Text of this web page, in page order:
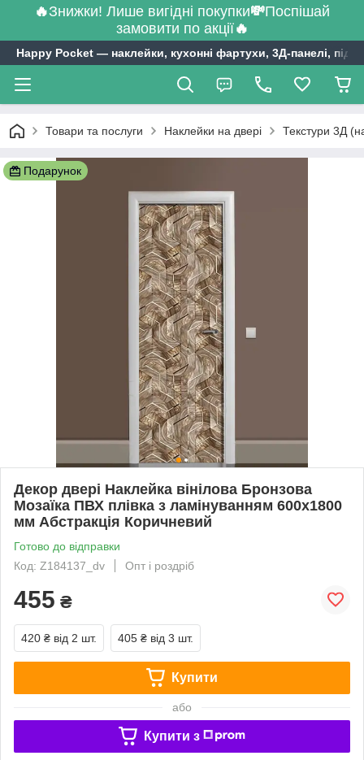
🔥Знижки! Лише вигідні покупки💸Поспішай
замовити по акції🔥
Happy Pocket ― наклейки, кухонні фартухи, 3Д-панелі,
Товари та послуги Наклейки на двері Текстури 3Д
Подарунок
Декор двері Наклейка вінілова Бронзова
Мозаїка ПВХ плівка з ламінуванням 600х1800
мм Абстракція Коричневий
Готово до відправки
Код: Z184137_dv
Опт і роздріб
455 ₴
420 ₴ від 2 шт. 405 ₴ від 3 шт.
Купити
або
Купити з